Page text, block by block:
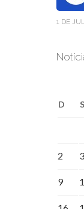
1 DE
D S
2 3
9